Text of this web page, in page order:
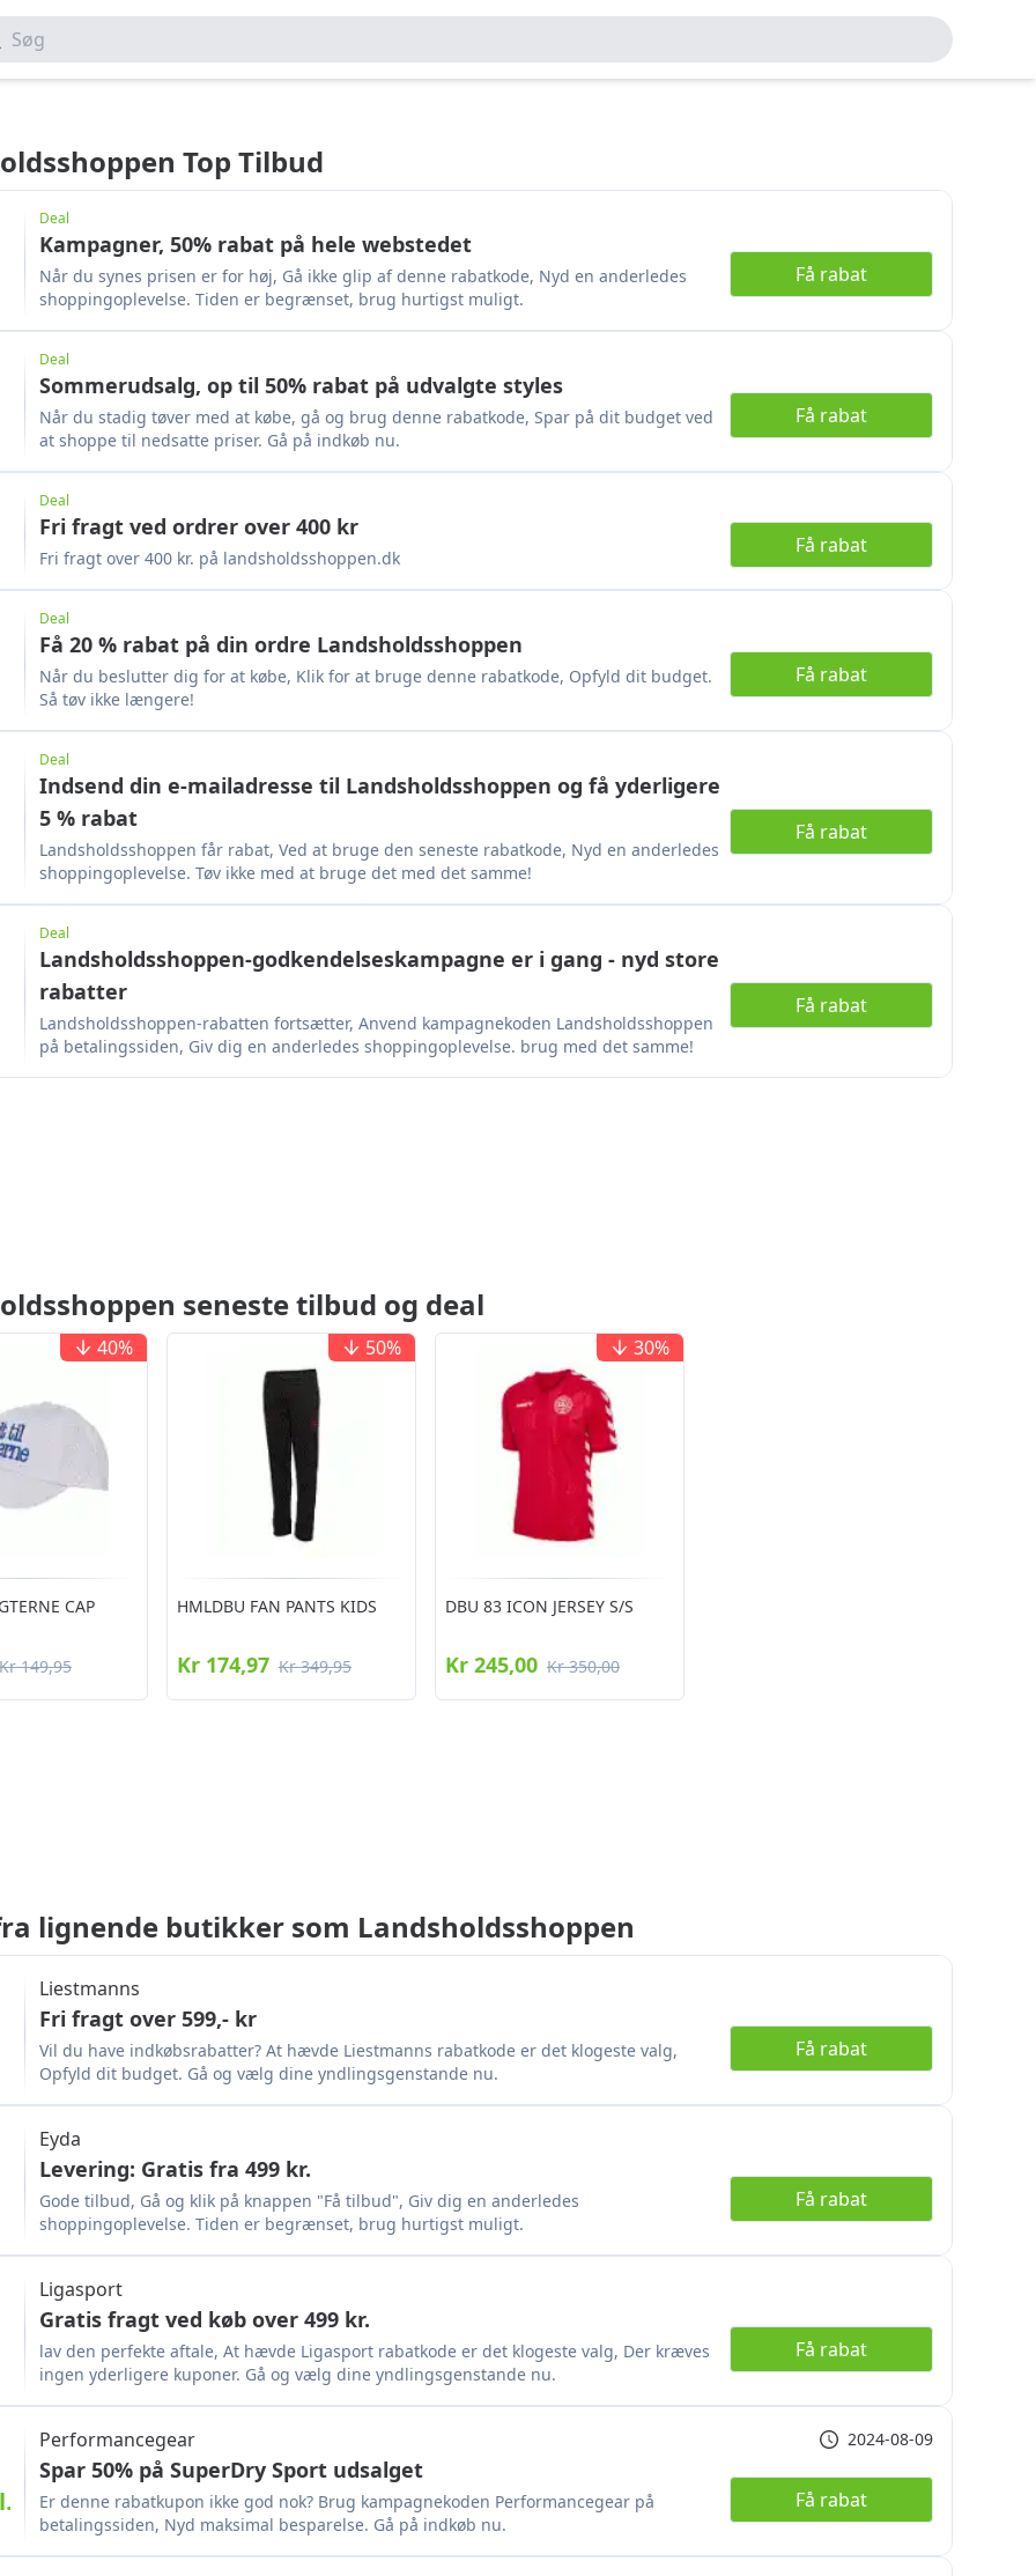
Søg
Top Tilbud
Deal
Kampagner, 50% rabat på hele webstedet
Når du synes prisen er for høj, Gå ikke glip af denne rabatkode, Nyd en anderledes
shoppingoplevelse. Tiden er begrænset, brug hurtigst muligt.
Få rabat
Deal
Sommerudsalg, op til 50% rabat på udvalgte styles
Når du stadig tøver med at købe, gå og brug denne rabatkode, Spar på dit budget ved
at shoppe til nedsatte priser. Gå på indkøb nu.
Få rabat
Deal
Fri fragt ved ordrer over 400 kr
Fri fragt over 400 kr. på landsholdsshoppen.dk
Få rabat
Deal
Få 20 % rabat på din ordre Landsholdsshoppen
Når du beslutter dig for at købe, Klik for at bruge denne rabatkode, Opfyld dit budget.
Så tøv ikke længere!
Få rabat
Deal
Indsend din e-mailadresse til Landsholdsshoppen og få yderligere
5 % rabat
Landsholdsshoppen får rabat, Ved at bruge den seneste rabatkode, Nyd en anderledes
shoppingoplevelse. Tøv ikke med at bruge det med det samme!
Få rabat
Deal
Landsholdsshoppen-godkendelseskampagne er i gang - nyd store
rabatter
Landsholdsshoppen-rabatten fortsætter, Anvend kampagnekoden Landsholdsshoppen
på betalingssiden, Giv dig en anderledes shoppingoplevelse. brug med det samme!
Få rabat
seneste tilbud og deal
40%
CAP
Kr 149,95
50%
HMLDBU FAN PANTS KIDS
Kr 174,97 Kr 349,95
30%
DBU 83 ICON JERSEY S/S
Kr 245,00 Kr 350,00
lignende butikker som Landsholdsshoppen
Liestmanns
Fri fragt over 599,- kr
Vil du have indkøbsrabatter? At hævde Liestmanns rabatkode er det klogeste valg,
Opfyld dit budget. Gå og vælg dine yndlingsgenstande nu.
Få rabat
Eyda
Levering: Gratis fra 499 kr.
Gode ​​tilbud, Gå og klik på knappen "Få tilbud", Giv dig en anderledes
shoppingoplevelse. Tiden er begrænset, brug hurtigst muligt.
Få rabat
Ligasport
Gratis fragt ved køb over 499 kr.
lav den perfekte aftale, At hævde Ligasport rabatkode er det klogeste valg, Der kræves
ingen yderligere kuponer. Gå og vælg dine yndlingsgenstande nu.
Få rabat
Performancegear 2024-08-09
Spar 50% på SuperDry Sport udsalget
Er denne rabatkupon ikke god nok? Brug kampagnekoden Performancegear på
betalingssiden, Nyd maksimal besparelse. Gå på indkøb nu.
Få rabat